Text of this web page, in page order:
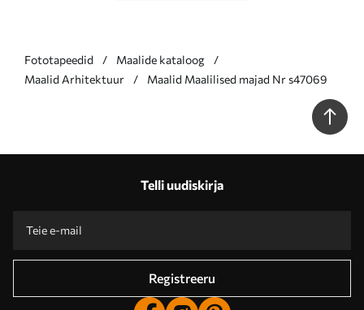
Fototapeedid
Maalide kataloog
Maalid Arhitektuur
Maalid Maalilised majad Nr s47069
Telli uudiskirja
Registreeru